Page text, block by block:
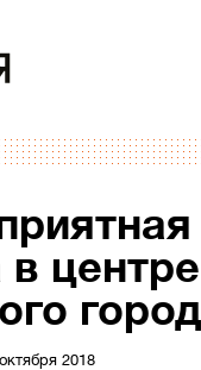
центре
2018